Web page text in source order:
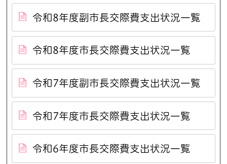
令和8年度副市長交際費支出状況一覧
令和8年度市長交際費支出状況一覧
令和7年度副市長交際費支出状況一覧
令和7年度市長交際費支出状況一覧
令和6年度市長交際費支出状況一覧